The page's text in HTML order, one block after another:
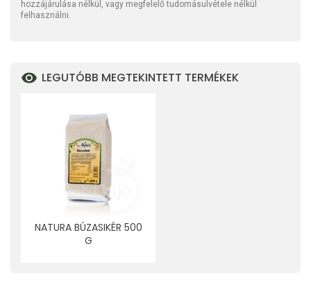
hozzájárulása nélkül, vagy megfelelő tudomásulvétele nélkül
felhasználni.
LEGUTÓBB MEGTEKINTETT TERMÉKEK
NATURA BÚZASIKÉR 500
G